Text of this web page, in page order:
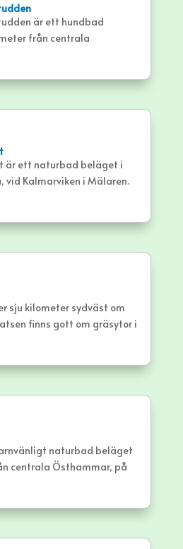
är ett hundbad
från centrala
som sträcker sig ut i
är ett naturbad beläget i
vid Kalmarviken i Mälaren.
sandstrand med bryggor.
sju kilometer sydväst om
finns gott om gräsytor i
och en sandstrand.
naturbad beläget
centrala Östhammar, på
sig ut i